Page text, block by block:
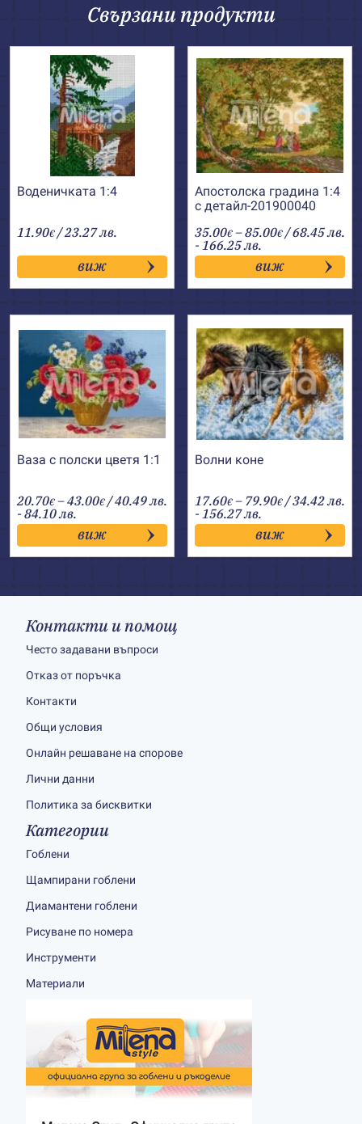
Свързани продукти
Воденичката 1:4
11.90€ / 23.27 лв.
виж
Апостолска градина 1:4
с детайл-201900040
35.00€ –85.00€Price
range:
35.00€
through
85.00€
/ 68.45 лв.
- 166.25 лв.
виж
Ваза с полски цветя 1:1
20.70€ –43.00€Price
range:
20.70€
through
43.00€
/ 40.49 лв.
- 84.10 лв.
виж
Волни коне
17.60€ – 79.90€Price
range:
17.60€
through
79.90€
/ 34.42 лв.
- 156.27 лв.
виж
Контакти и помощ
Често задавани въпроси
Отказ от поръчка
Контакти
Общи условия
Онлайн решаване на спорове
Лични данни
Политика за бисквитки
Категории
Гоблени
Щампирани гоблени
Диамантени гоблени
Рисуване по номера
Инструменти
Материали